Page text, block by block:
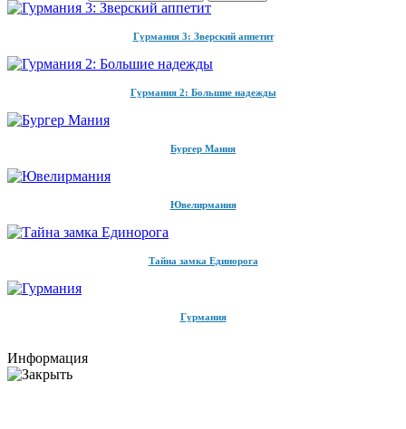
Гурмания 3: Зверский аппетит
Гурмания 2: Большие надежды
Бургер Мания
Ювелирмания
Тайна замка Единорога
Гурмания
Информация